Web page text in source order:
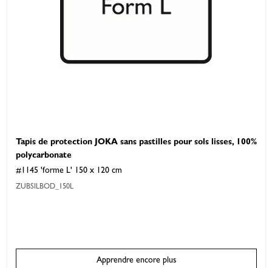
Tapis de protection JOKA sans pastilles pour sols lisses, 100%
polycarbonate
#1145 'forme L' 150 x 120 cm
ZUBSILBOD_150L
Apprendre encore plus